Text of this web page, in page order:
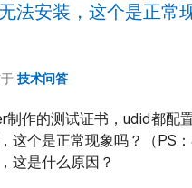
法安装，这个是正
技术问答
制作的测试证书，udid都配
这个是正常现象吗？（PS
这是什么原因？